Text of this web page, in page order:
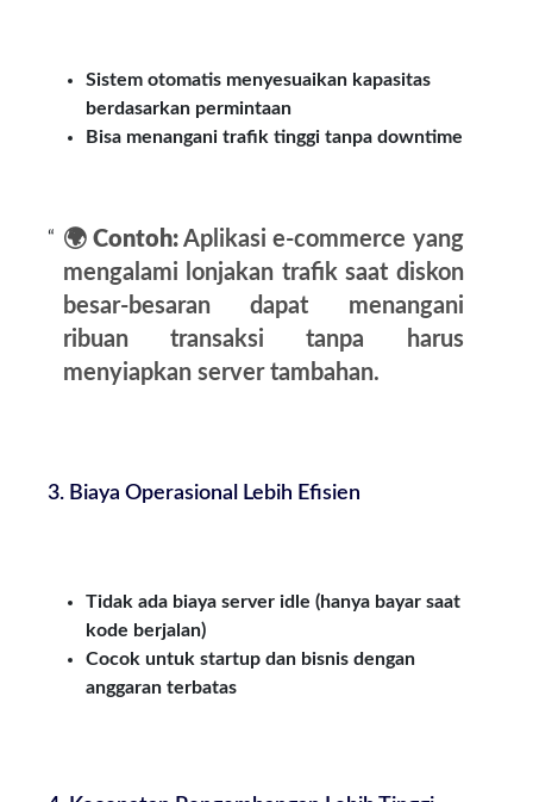
Sistem otomatis menyesuaikan kapasitas
berdasarkan permintaan
Bisa menangani trafik tinggi tanpa downtime
🌍 Contoh:Aplikasi e-commerce yang
mengalami lonjakan trafik saat diskon
besar-besaran dapat menangani
ribuan transaksi tanpa harus
menyiapkan server tambahan.
3. Biaya Operasional Lebih Efisien
Tidak ada biaya server idle (hanya bayar saat
kode berjalan)
Cocok untuk startup dan bisnis dengan
anggaran terbatas